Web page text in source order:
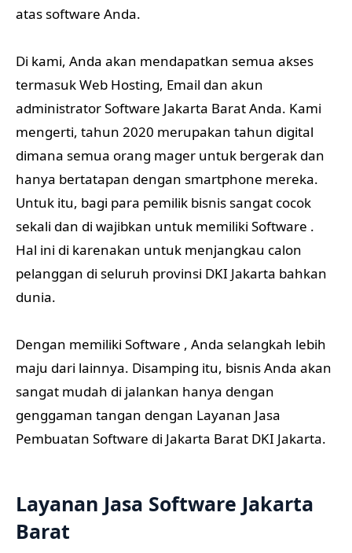
atas software Anda.
Di kami, Anda akan mendapatkan semua akses
termasuk Web Hosting, Email dan akun
administrator Software Jakarta Barat Anda. Kami
mengerti, tahun 2020 merupakan tahun digital
dimana semua orang mager untuk bergerak dan
hanya bertatapan dengan smartphone mereka.
Untuk itu, bagi para pemilik bisnis sangat cocok
sekali dan di wajibkan untuk memiliki Software .
Hal ini di karenakan untuk menjangkau calon
pelanggan di seluruh provinsi DKI Jakarta bahkan
dunia.
Dengan memiliki Software , Anda selangkah lebih
maju dari lainnya. Disamping itu, bisnis Anda akan
sangat mudah di jalankan hanya dengan
genggaman tangan dengan Layanan Jasa
Pembuatan Software di Jakarta Barat DKI Jakarta.
Layanan Jasa Software Jakarta
Barat